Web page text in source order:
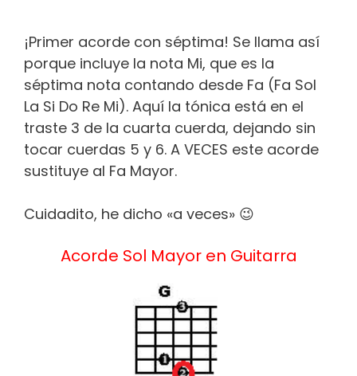
¡Primer acorde con séptima! Se llama así
porque incluye la nota Mi, que es la
séptima nota contando desde Fa (Fa Sol
La Si Do Re Mi). Aquí la tónica está en el
traste 3 de la cuarta cuerda, dejando sin
tocar cuerdas 5 y 6. A VECES este acorde
sustituye al Fa Mayor.
Cuidadito, he dicho «a veces» 😉
Acorde Sol Mayor en Guitarra